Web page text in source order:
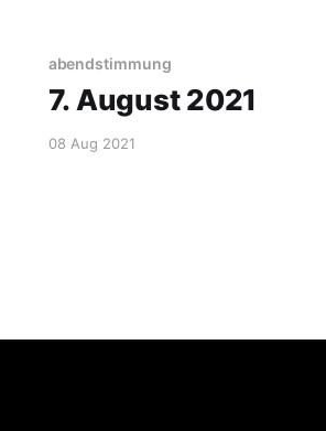
abendstimmung
7. August 2021
08 Aug 2021